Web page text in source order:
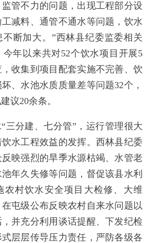
管不力的问题，出现工程部分设
减料、通管不通水等问题，饮水
断加大。”西林县纪委监委相关
年以来共对52个饮水项目开展5
收集到项目配套实施不完善、饮
、水池水质质量差等问题32个，
议20余条。
三分建、七分管”，运行管理很大
水工程效益的发挥。西林县纪委
映强烈的旱季水源枯竭、水管老
年久失修等问题，督促该县水利
农村饮水安全项目大检修、大维
屯级公布反映农村自来水问题以
并充分利用谈话提醒、下发纪检
层层传导压力责任，严防各级各